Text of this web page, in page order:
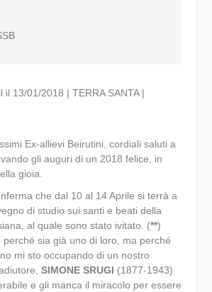
il 13/01/2018 | TERRA SANTA |
Ex-allievi Beirutini, cordiali saluti a
gli auguri di un 2018 felice, in
gioia.
che dal 10 al 14 Aprile si terrà a
di studio sui santi e beati della
al quale sono stato ivitato. (**)
perché sia già uno di loro, ma perché
mi sto occupando di un nostro
SIMONE SRUGI (1877-1943)
e gli manca il miracolo per essere